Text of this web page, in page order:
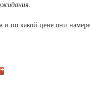
и по какой цене они